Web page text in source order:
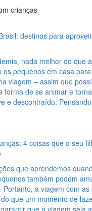
crianças
destinos para
nada melhor do que
os pequenos em casa
viagem – assim que
forma de se animar e
e descontraído.
4 coisas que o seu
que aprendemos
também podem
a viagem com as
que um momento de
que a viagem seja